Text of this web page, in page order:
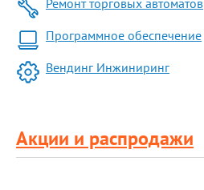
Ремонт торговых автоматов
Программное обеспечение
Вендинг Инжиниринг
Акции и распродажи